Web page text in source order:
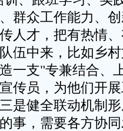
群众工作能力、
人才，把有热情
伍中来，比如乡
一支"专兼结合、
传员，为他们开
是健全联动机制
事，需要各方协